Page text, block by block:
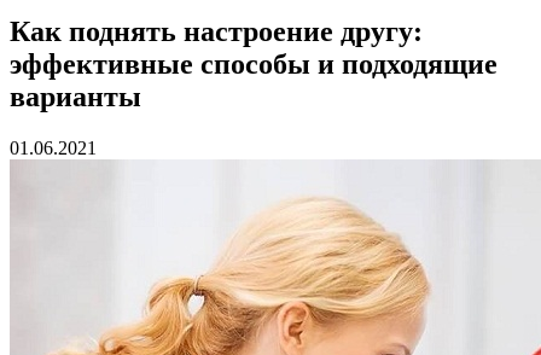
Как поднять настроение другу:
эффективные способы и подходящие
варианты
01.06.2021